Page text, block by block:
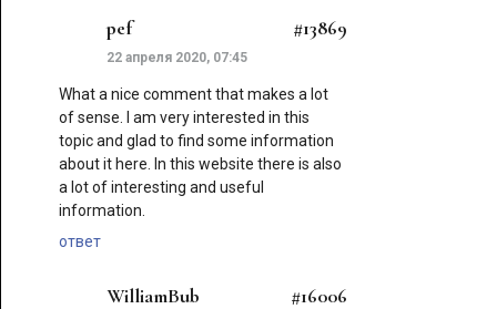
pef #13869
22 апреля 2020, 07:45
What a nice comment that makes a lot
of sense. I am very interested in this
topic and glad to find some information
about it here. In this website there is also
a lot of interesting and useful
information.
ответ
WilliamBub #16006